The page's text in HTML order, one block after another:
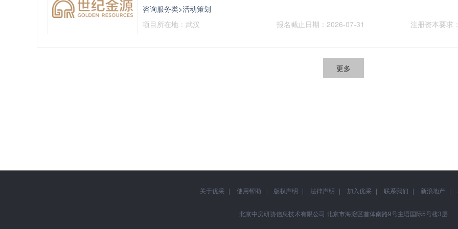
咨询服务类>活动策划
项目所在地：武汉
报名截止日期：2026-07-31 注册资本要求
更多
关于优采 使用帮助 版权声明 法律声明 加入优采 联系我们 新浪地产
北京中房研协信息技术有限公司 北京市海淀区首体南路9号主语国际5号楼3层